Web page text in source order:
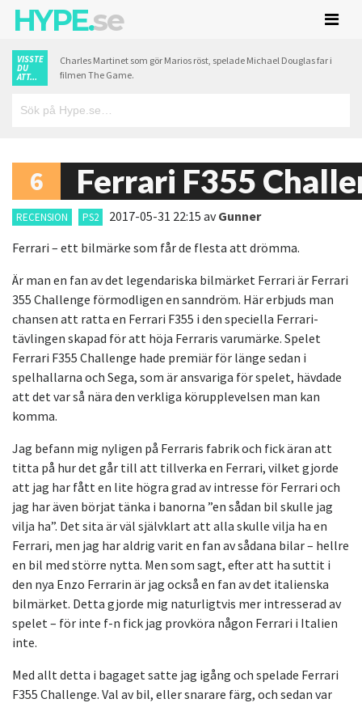
HYPE.se
VISSTE
DU
ATT...
Charles Martinet som gör Marios röst, spelade Michael Douglas far i
filmen The Game.
6 Ferrari F355
RECENSION PS2 2017-05-31 22:15 avGunner
Ferrari – ett bilmärke som får de flesta att drömma.
Är man en fan av det legendariska bilmärket Ferrari är Ferrari
355 Challenge förmodligen en sanndröm. Här erbjuds man
chansen att ratta en Ferrari F355 i den speciella Ferrari-
tävlingen skapad för att höja Ferraris varumärke. Spelet
Ferrari F355 Challenge hade premiär för länge sedan i
spelhallarna och Sega, som är ansvariga för spelet, hävdade
att det var så nära den verkliga körupplevelsen man kan
komma.
Jag befann mig nyligen på Ferraris fabrik och fick äran att
titta på hur det går till att tillverka en Ferrari, vilket gjorde
att jag har fått en lite högra grad av intresse för Ferrari och
jag har även börjat tänka i banorna ”en sådan bil skulle jag
vilja ha”. Det sita är väl självklart att alla skulle vilja ha en
Ferrari, men jag har aldrig varit en fan av sådana bilar – hellre
en bil med större nytta. Men som sagt, efter att ha suttit i
den nya Enzo Ferrarin är jag också en fan av det italienska
bilmärket. Detta gjorde mig naturligtvis mer intresserad av
spelet – för inte f-n fick jag provköra någon Ferrari i Italien
inte.
Med allt detta i bagaget satte jag igång och spelade Ferrari
F355 Challenge. Val av bil, eller snarare färg, och sedan var